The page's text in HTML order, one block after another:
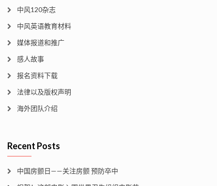
中风120杂志
中风英语教育材料
媒体报道和推广
感人故事
报名资料下载
法律以及版权声明
海外团队介绍
Recent Posts
中国房颤日——关注房颤 预防卒中